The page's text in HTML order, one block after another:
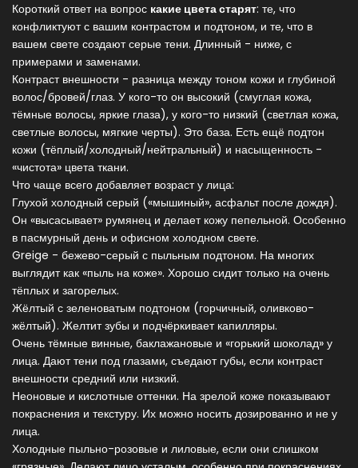
Короткий ответ на вопрос какие цвета старят: те, что
конфликтуют с вашим контрастом и подтоном, и те, что в
вашем свете создают серые тени. Длинный - ниже, с
примерами и заменами.
Контраст внешности - разница между тоном кожи и глубиной
волос/бровей/глаз. У кого-то он высокий (смуглая кожа,
тёмные волосы, яркие глаза), у кого-то низкий (светлая кожа,
светлые волосы, мягкие черты). Это база. Есть ещё подтон
кожи (тёплый/холодный/нейтральный) и насыщенность -
«чистота» цвета ткани.
Что чаще всего добавляет возраст у лица:
Глухой холодный серый («мышиный», асфальт после дождя).
Он «высасывает» румянец и делает кожу пепельной. Особенно
в пасмурный день и офисном холодном свете.
Greige - бежево-серый с пыльным подтоном. На многих
выглядит как «пыль на коже». Хорошо сидит только на очень
тёплых и загорелых.
Жёлтый с зеленоватым подтоном (горчичный, оливково-
жёлтый). Желтит зубы и подчёркивает капилляры.
Очень тёмные винные, баклажановые и «горький шоколад» у
лица. Дают тени под глазами, съедают губы, если контраст
внешности средний или низкий.
Неоновые и кислотные оттенки. На зрелой коже показывают
покраснения и текстуру. Их можно носить дозированно и не у
лица.
Холодные пыльно-розовые и лиловые, если они слишком